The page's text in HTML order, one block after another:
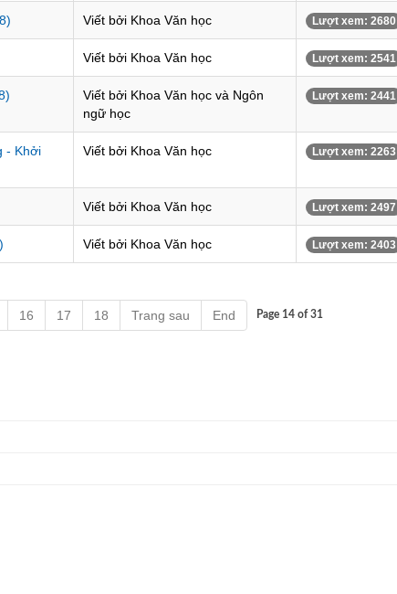
Viết bởi Khoa Văn học Lượt xem: 2680
Viết bởi Khoa Văn học Lượt xem: 2541
Viết bởi Khoa Văn học và Ngôn
ngữ học
Lượt xem: 2441
- Khởi
Viết bởi Khoa Văn học Lượt xem: 2263
Viết bởi Khoa Văn học Lượt xem: 2497
Viết bởi Khoa Văn học Lượt xem: 2403
Page 14 of 31
16 17 18 Trang sau End